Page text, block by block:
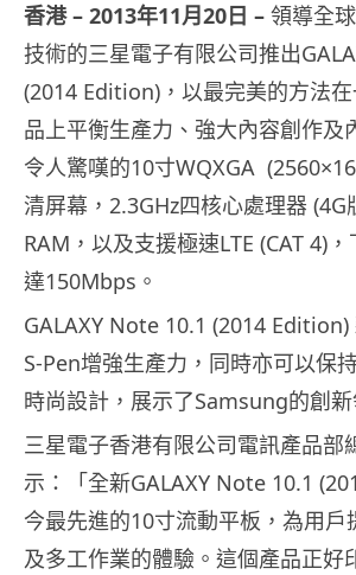
香港– 2013年11月20日 – 領導全
技術的三星電子有限公司推出
(2014 Edition)， 以最完美的方法
品上平衡生產力、 強大內容創作及
令人驚嘆的10寸WQXGA
清屏幕，2.3GHz四核心處理器 (4G
RAM，以及支援極速LTE (CAT 4)
達150Mbps。
GALAXY Note 10.1 (2014
S-Pen增強生產力， 同時亦可以保
時尚設計，展示了Samsung的創
三星電子香港有限公司電訊產品部
示：「全新GALAXY Note 10.1
今最先進的10寸流動平板， 為用戶
及多工作業的體驗。這個產品正好